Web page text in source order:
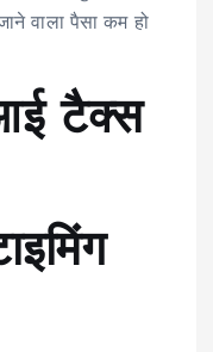
वाला पैसा कम हो
टैक्स